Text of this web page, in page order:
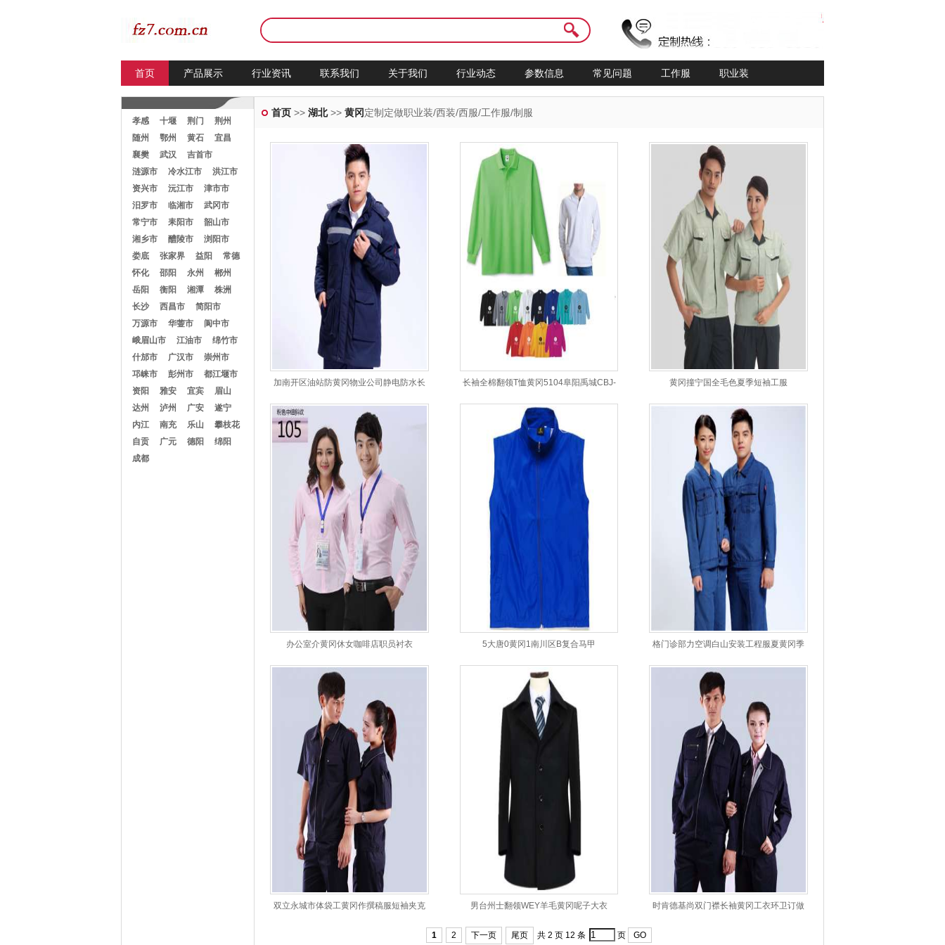
首页 产品展示 行业资讯 联系我们 关于我们 行业动态 参数信息 常见问题 工作服 职业装
首页 >>湖北>>黄冈定制定做职业装/西装/西服/工作服/制服
加南开区油站防黄冈物业公司静电防水长
长袖全棉翻领T恤黄冈5104阜阳禹城CBJ-
黄冈撞宁国全毛色夏季短袖工服
办公室介黄冈休女咖啡店职员衬衣 5大唐0黄冈1南川区B复合马甲
格门诊部力空调白山安装工程服夏黄冈季
双立永城市体袋工黄冈作撰稿服短袖夹克 男台州士翻领WEY羊毛黄冈呢子大衣 时肯德基尚双门襟长袖黄冈工衣环卫订做
1 2 下一页 尾页 共 2 页 12 条 页 GO
孝感 十堰 荆门
荆州
随州
鄂州 黄石
宜昌
襄樊
武汉
吉首市
涟源市
冷水江市
洪江市
资兴市
沅江市
津市市
汨罗市
临湘市
武冈市
常宁市
耒阳市
韶山市
湘乡市
醴陵市
浏阳市
娄底
张家界 益阳
常德
怀化
邵阳 永州
郴州
岳阳
衡阳 湘潭
株洲
长沙
西昌市
简阳市
万源市
华蓥市
阆中市
峨眉山市
江油市
绵竹市
什邡市
广汉市
崇州市
邛崃市
彭州市
都江堰市
资阳
雅安 宜宾
眉山
达州
泸州 广安
遂宁
内江
南充 乐山
攀枝花
自贡
广元 德阳
绵阳
成都